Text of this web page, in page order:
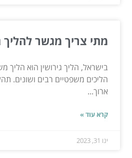
מתי צריך מגשר להליך
בישראל, הליך גירושין הוא הליך
הליכים משפטיים רבים ושונים.
ארוך...
קרא עוד »
ינו 31, 2023